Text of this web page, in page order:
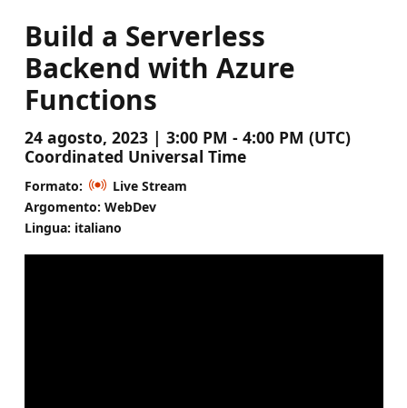
Build a Serverless
Backend with Azure
Functions
24 agosto, 2023 | 3:00 PM - 4:00 PM (UTC)
Coordinated Universal Time
Formato:
Live Stream
Argomento: WebDev
Lingua: italiano